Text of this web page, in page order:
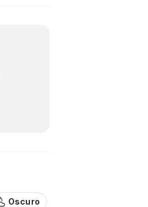
Oscuro